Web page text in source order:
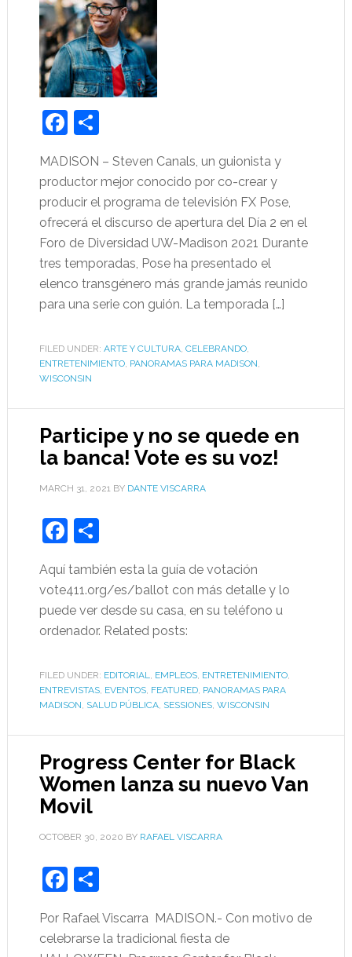
Facebook
Share
MADISON – Steven Canals, un guionista y
productor mejor conocido por co-crear y
producir el programa de televisión FX Pose,
ofrecerá el discurso de apertura del Día 2 en el
Foro de Diversidad UW-Madison 2021 Durante
tres temporadas, Pose ha presentado el
elenco transgénero más grande jamás reunido
para una serie con guión. La temporada […]
FILED UNDER: ARTE Y CULTURA, CELEBRANDO,
ENTRETENIMIENTO, PANORAMAS PARA MADISON,
WISCONSIN
Participe y no se quede en
la banca! Vote es su voz!
MARCH 31, 2021BY DANTE VISCARRA
Facebook
Share
Aquí también esta la guía de votación
vote411.org/es/ballot con más detalle y lo
puede ver desde su casa, en su teléfono u
ordenador. Related posts:
FILED UNDER: EDITORIAL, EMPLEOS, ENTRETENIMIENTO,
ENTREVISTAS, EVENTOS, FEATURED, PANORAMAS PARA
MADISON, SALUD PÚBLICA, SESSIONES, WISCONSIN
Progress Center for Black
Women lanza su nuevo Van
Movil
OCTOBER 30, 2020 BY RAFAEL VISCARRA
Facebook
Share
Por Rafael Viscarra MADISON.- Con motivo de
celebrarse la tradicional fiesta de